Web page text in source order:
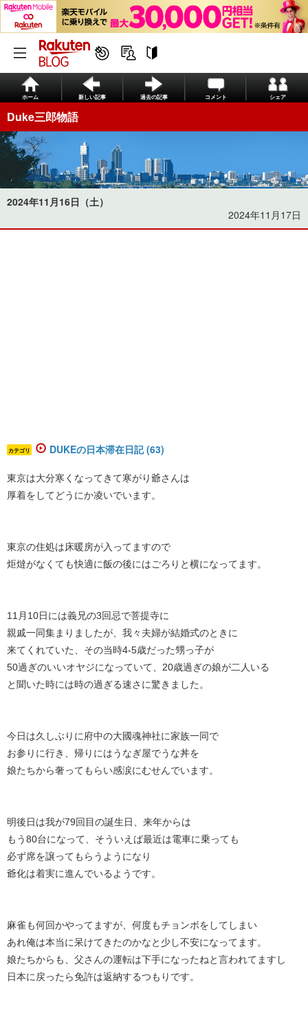
ホーム 新しい記事 過去の記事 コメント シェア
Duke三郎物語
2024年11月16日（土）
2024年11月17日
カテゴリ DUKEの日本滞在日記 (63)
東京は大分寒くなってきて寒がり爺さんは
厚着をしてどうにか凌いでいます。
東京の住処は床暖房が入ってますので
炬燵がなくても快適に飯の後にはごろりと横になってます。
11月10日には義兄の3回忌で菩提寺に
親戚一同集まりましたが、我々夫婦が結婚式のときに
来てくれていた、その当時4-5歳だった甥っ子が
50過ぎのいいオヤジになっていて、20歳過ぎの娘が二人いる
と聞いた時には時の過ぎる速さに驚きました。
今日は久しぶりに府中の大國魂神社に家族一同で
お参りに行き、帰りにはうなぎ屋でうな丼を
娘たちから奢ってもらい感涙にむせんでいます。
明後日は我が79回目の誕生日、来年からは
もう80台になって、そういえば最近は電車に乗っても
必ず席を譲ってもらうようになり
爺化は着実に進んでいるようです。
麻雀も何回かやってますが、何度もチョンボをしてしまい
あれ俺は本当に呆けてきたのかなと少し不安になってます。
娘たちからも、父さんの運転は下手になったねと言われてますし
日本に戻ったら免許は返納するつもりです。